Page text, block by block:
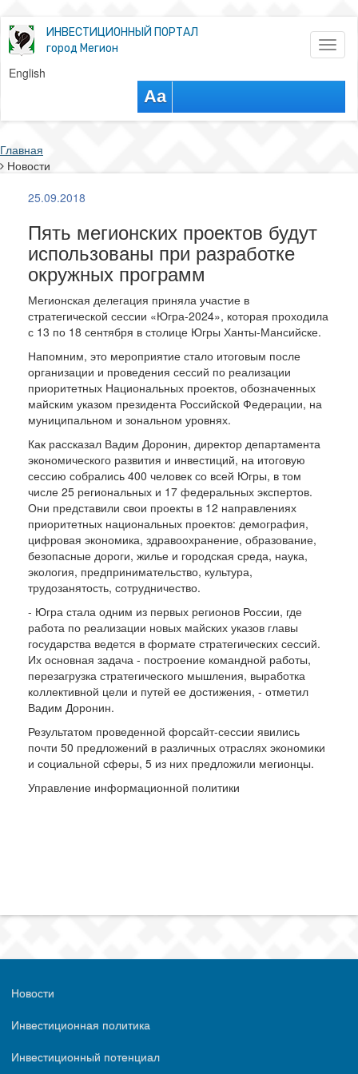
ИНВЕСТИЦИОННЫЙ ПОРТАЛ
город Мегион
English
Aa
Главная
Новости
25.09.2018
Пять мегионских проектов будут
использованы при разработке
окружных программ
Мегионская делегация приняла участие в
стратегической сессии «Югра-2024», которая проходила
с 13 по 18 сентября в столице Югры Ханты-Мансийске.
Напомним, это мероприятие стало итоговым после
организации и проведения сессий по реализации
приоритетных Национальных проектов, обозначенных
майским указом президента Российской Федерации, на
муниципальном и зональном уровнях.
Как рассказал Вадим Доронин, директор департамента
экономического развития и инвестиций, на итоговую
сессию собрались 400 человек со всей Югры, в том
числе 25 региональных и 17 федеральных экспертов.
Они представили свои проекты в 12 направлениях
приоритетных национальных проектов: демография,
цифровая экономика, здравоохранение, образование,
безопасные дороги, жилье и городская среда, наука,
экология, предпринимательство, культура,
трудозанятость, сотрудничество.
- Югра стала одним из первых регионов России, где
работа по реализации новых майских указов главы
государства ведется в формате стратегических сессий.
Их основная задача - построение командной работы,
перезагрузка стратегического мышления, выработка
коллективной цели и путей ее достижения, - отметил
Вадим Доронин.
Результатом проведенной форсайт-сессии явились
почти 50 предложений в различных отраслях экономики
и социальной сферы, 5 из них предложили мегионцы.
Управление информационной политики
Новости
Инвестиционная политика
Инвестиционный потенциал